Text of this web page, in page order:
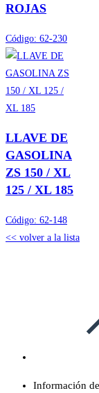
ROJAS
Código: 62-230
LLAVE DE
GASOLINA
ZS 150 / XL
125 / XL 185
Código: 62-148
<< volver a la lista
Información